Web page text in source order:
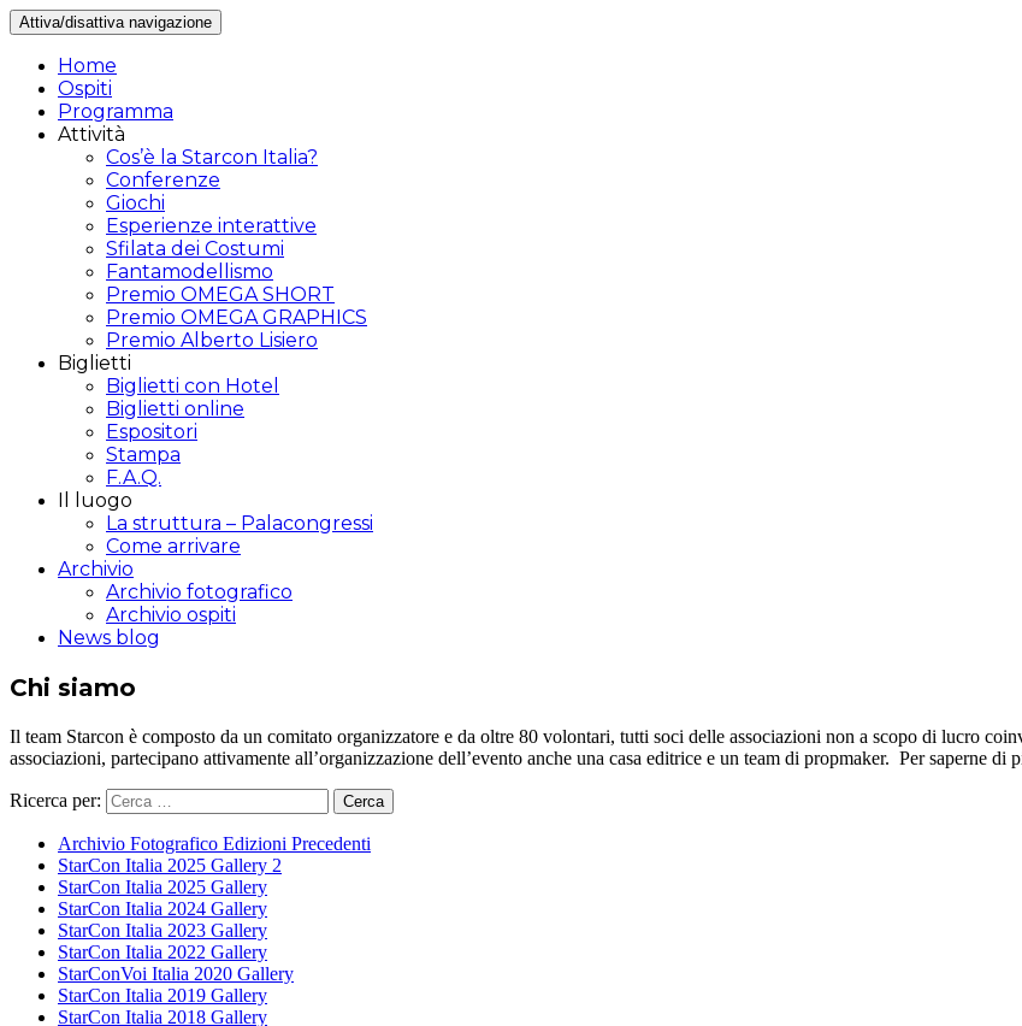
Attiva/disattiva navigazione
Home
Ospiti
Programma
Attività
Cos’è la Starcon Italia?
Conferenze
Giochi
Esperienze interattive
Sfilata dei Costumi
Fantamodellismo
Premio OMEGA SHORT
Premio OMEGA GRAPHICS
Premio Alberto Lisiero
Biglietti
Biglietti con Hotel
Biglietti online
Espositori
Stampa
F.A.Q.
Il luogo
La struttura – Palacongressi
Come arrivare
Archivio
Archivio fotografico
Archivio ospiti
News blog
Chi siamo
Il team Starcon è composto da un comitato organizzatore e da oltre 80 volontari, tutti soci delle associazioni non a scopo di lucro
associazioni, partecipano attivamente all’organizzazione dell’evento anche una casa editrice e un team di propmaker. Per saperne di
Ricerca per:
Archivio Fotografico Edizioni Precedenti
StarCon Italia 2025 Gallery 2
StarCon Italia 2025 Gallery
StarCon Italia 2024 Gallery
StarCon Italia 2023 Gallery
StarCon Italia 2022 Gallery
StarConVoi Italia 2020 Gallery
StarCon Italia 2019 Gallery
StarCon Italia 2018 Gallery